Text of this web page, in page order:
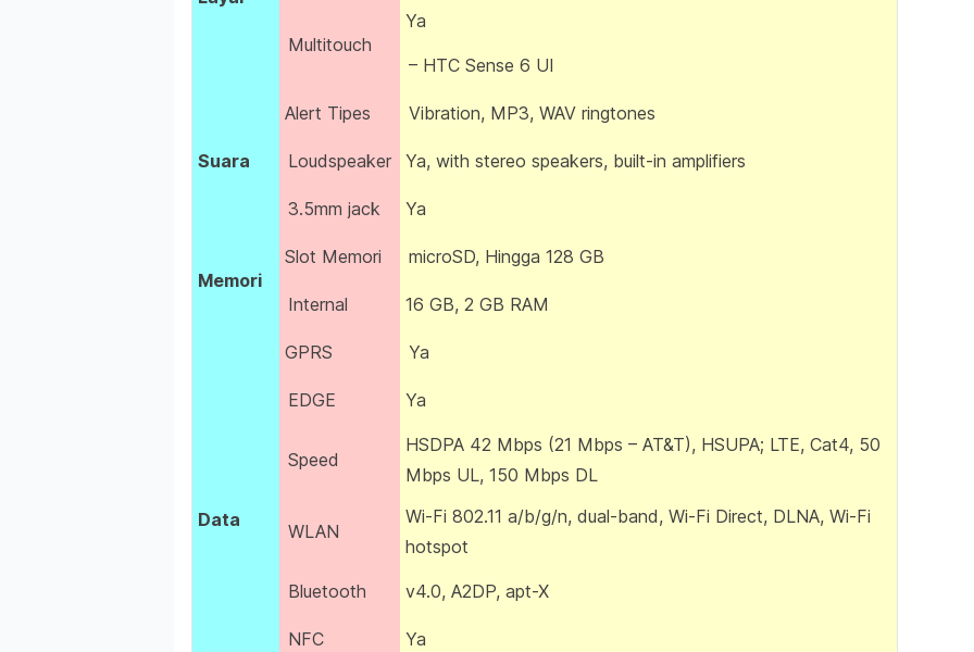
Multitouch
Ya
– HTC Sense 6 UI
Suara
Alert Tipes Vibration, MP3, WAV ringtones
Loudspeaker Ya, with stereo speakers, built-in amplifiers
3.5mm jack Ya
Memori
Slot Memori microSD, Hingga 128 GB
Internal 16 GB, 2 GB RAM
Data
GPRS Ya
EDGE Ya
Speed
HSDPA 42 Mbps (21 Mbps – AT&T), HSUPA; LTE, Cat4, 50
Mbps UL, 150 Mbps DL
WLAN
Wi-Fi 802.11 a/b/g/n, dual-band, Wi-Fi Direct, DLNA, Wi-Fi
hotspot
Bluetooth v4.0, A2DP, apt-X
NFC Ya